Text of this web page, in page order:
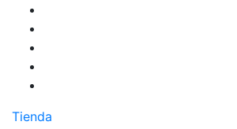
Pasar
contenido
principal
Tienda